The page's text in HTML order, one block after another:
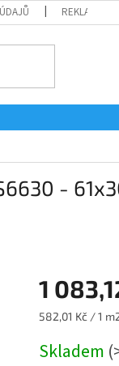
REKLAMAČNÍ
-
1
Měrná
582,01 Kč / 1
Skladem